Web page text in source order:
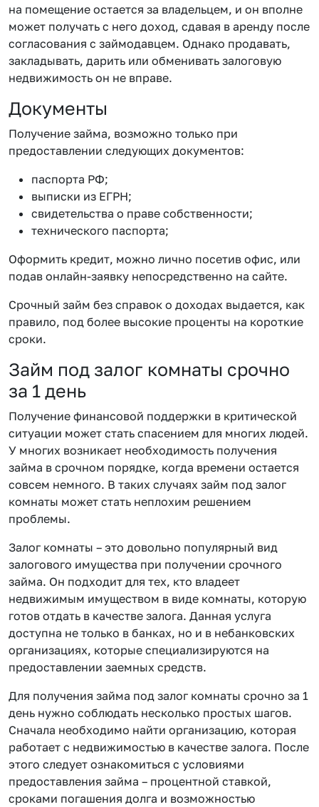
на помещение остается за владельцем, и он вполне
может получать с него доход, сдавая в аренду после
согласования с займодавцем. Однако продавать,
закладывать, дарить или обменивать залоговую
недвижимость он не вправе.
Документы
Получение займа, возможно только при
предоставлении следующих документов:
паспорта РФ;
выписки из ЕГРН;
свидетельства о праве собственности;
технического паспорта;
Оформить кредит, можно лично посетив офис, или
подав онлайн-заявку непосредственно на сайте.
Срочный займ без справок о доходах выдается, как
правило, под более высокие проценты на короткие
сроки.
Займ под залог комнаты срочно
за 1 день
Получение финансовой поддержки в критической
ситуации может стать спасением для многих людей.
У многих возникает необходимость получения
займа в срочном порядке, когда времени остается
совсем немного. В таких случаях займ под залог
комнаты может стать неплохим решением
проблемы.
Залог комнаты – это довольно популярный вид
залогового имущества при получении срочного
займа. Он подходит для тех, кто владеет
недвижимым имуществом в виде комнаты, которую
готов отдать в качестве залога. Данная услуга
доступна не только в банках, но и в небанковских
организациях, которые специализируются на
предоставлении заемных средств.
Для получения займа под залог комнаты срочно за 1
день нужно соблюдать несколько простых шагов.
Сначала необходимо найти организацию, которая
работает с недвижимостью в качестве залога. После
этого следует ознакомиться с условиями
предоставления займа – процентной ставкой,
сроками погашения долга и возможностью